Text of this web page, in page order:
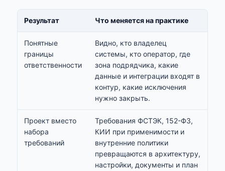
Результат Что меняется на практике
Понятные
границы
ответственности
Видно, кто владелец
системы, кто оператор, где
зона подрядчика, какие
данные и интеграции входят в
контур, какие исключения
нужно закрыть.
Проект вместо
набора
требований
Требования ФСТЭК, 152-ФЗ,
КИИ при применимости и
внутренние политики
превращаются в архитектуру,
настройки, документы и план